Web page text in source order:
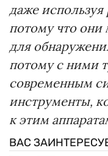
даже используя
потому что они
для
потому с ними
современным
инструменты,
к этим
ВАС